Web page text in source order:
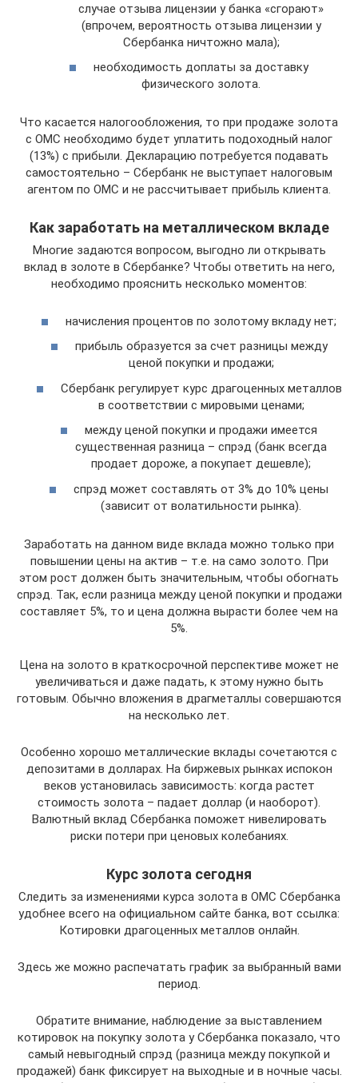
случае отзыва лицензии у банка «сгорают»
(впрочем, вероятность отзыва лицензии у
Сбербанка ничтожно мала);
необходимость доплаты за доставку
физического золота.
Что касается налогообложения, то при продаже золота
с ОМС необходимо будет уплатить подоходный налог
(13%) с прибыли. Декларацию потребуется подавать
самостоятельно – Сбербанк не выступает налоговым
агентом по ОМС и не рассчитывает прибыль клиента.
Как заработать на металлическом вкладе
Многие задаются вопросом, выгодно ли открывать
вклад в золоте в Сбербанке? Чтобы ответить на него,
необходимо прояснить несколько моментов:
начисления процентов по золотому вкладу нет;
прибыль образуется за счет разницы между
ценой покупки и продажи;
Сбербанк регулирует курс драгоценных металлов
в соответствии с мировыми ценами;
между ценой покупки и продажи имеется
существенная разница – спрэд (банк всегда
продает дороже, а покупает дешевле);
спрэд может составлять от 3% до 10% цены
(зависит от волатильности рынка).
Заработать на данном виде вклада можно только при
повышении цены на актив – т.е. на само золото. При
этом рост должен быть значительным, чтобы обогнать
спрэд. Так, если разница между ценой покупки и продажи
составляет 5%, то и цена должна вырасти более чем на
5%.
Цена на золото в краткосрочной перспективе может не
увеличиваться и даже падать, к этому нужно быть
готовым. Обычно вложения в драгметаллы совершаются
на несколько лет.
Особенно хорошо металлические вклады сочетаются с
депозитами в долларах. На биржевых рынках испокон
веков установилась зависимость: когда растет
стоимость золота – падает доллар (и наоборот).
Валютный вклад Сбербанка поможет нивелировать
риски потери при ценовых колебаниях.
Курс золота сегодня
Следить за изменениями курса золота в ОМС Сбербанка
удобнее всего на официальном сайте банка, вот ссылка:
Котировки драгоценных металлов онлайн.
Здесь же можно распечатать график за выбранный вами
период.
Обратите внимание, наблюдение за выставлением
котировок на покупку золота у Сбербанка показало, что
самый невыгодный спрэд (разница между покупкой и
продажей) банк фиксирует на выходные и в ночные часы.